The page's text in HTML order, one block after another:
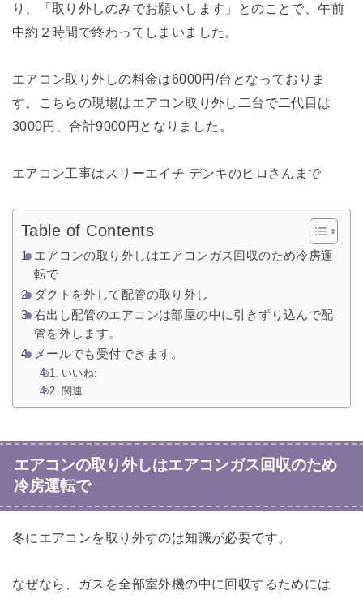
り、「取り外しのみでお願いします」とのことで、午前
中約２時間で終わってしまいました。
エアコン取り外しの料金は6000円/台となっておりま
す。こちらの現場はエアコン取り外し二台で二代目は
3000円、合計9000円となりました。
エアコン工事はスリーエイチ デンキのヒロさんまで
Table of Contents
エアコンの取り外しはエアコンガス回収のため冷房運
転で
ダクトを外して配管の取り外し
右出し配管のエアコンは部屋の中に引きずり込んで配
管を外します。
メールでも受付できます。
いいね:
関連
エアコンの取り外しはエアコンガス回収のため
冷房運転で
冬にエアコンを取り外すのは知識が必要です。
なぜなら、ガスを全部室外機の中に回収するためには